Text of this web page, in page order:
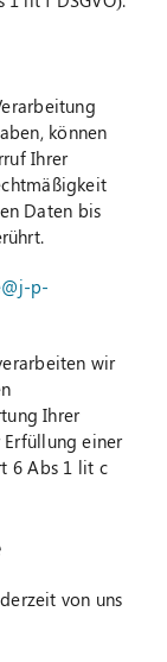
können
Ihrer
Daten bis
p-
wir
Ihrer
einer
6 Abs 1 lit c
von uns